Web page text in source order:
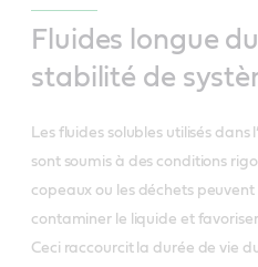
Fluides longue
stabilité de
Les fluides solubles utilisés
sont soumis à des conditions
copeaux ou les déchets peuvent
contaminer le liquide et
Ceci raccourcit la durée de vie